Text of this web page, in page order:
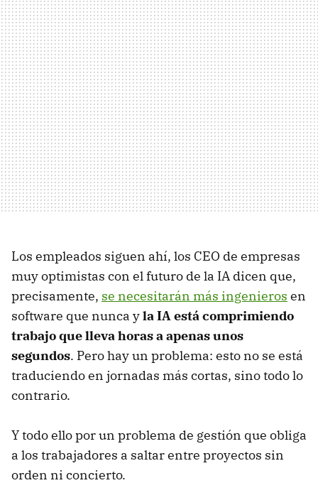
Los empleados siguen ahí, los CEO de empresas
muy optimistas con el futuro de la IA dicen que,
precisamente, se necesitarán más ingenieros en
software que nunca yla IA está comprimiendo
trabajo que lleva horas a apenas unos
segundos. Pero hay un problema: esto no se está
traduciendo en jornadas más cortas, sino todo lo
contrario.
Y todo ello por un problema de gestión que obliga
a los trabajadores a saltar entre proyectos sin
orden ni concierto.